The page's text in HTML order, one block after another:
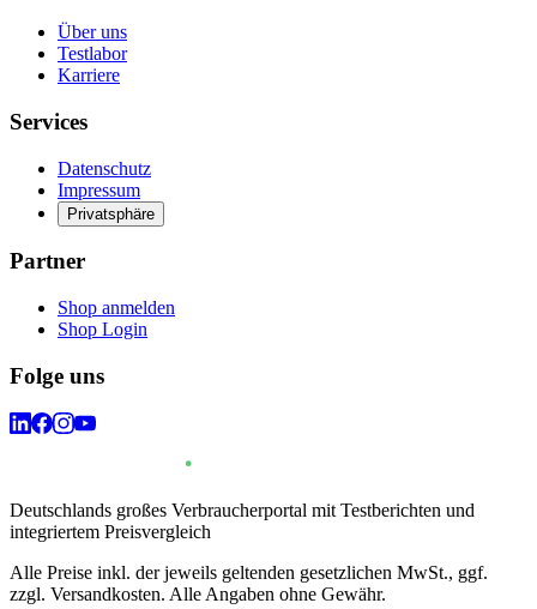
Über uns
Testlabor
Karriere
Services
Datenschutz
Impressum
Privatsphäre
Partner
Shop anmelden
Shop Login
Folge uns
Deutschlands großes Verbraucherportal mit Testberichten und
integriertem Preisvergleich
Alle Preise inkl. der jeweils geltenden gesetzlichen MwSt., ggf.
zzgl. Versandkosten. Alle Angaben ohne Gewähr.